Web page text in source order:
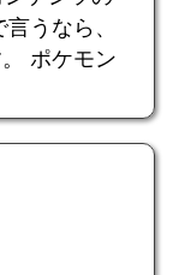
うなら、
ポケモン